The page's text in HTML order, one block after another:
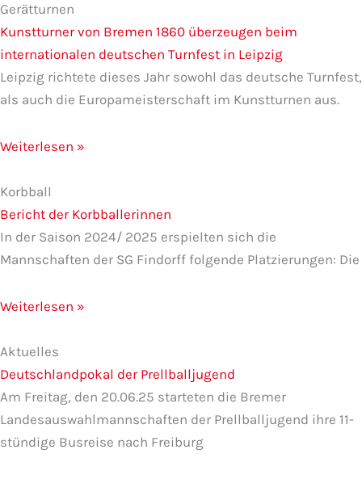
Gerätturnen
Kunstturner von Bremen 1860 überzeugen beim
internationalen deutschen Turnfest in Leipzig
Leipzig richtete dieses Jahr sowohl das deutsche Turnfest,
als auch die Europameisterschaft im Kunstturnen aus.
Weiterlesen »
Korbball
Bericht der Korbballerinnen
In der Saison 2024/ 2025 erspielten sich die
Mannschaften der SG Findorff folgende Platzierungen: Die
Weiterlesen »
Aktuelles
Deutschlandpokal der Prellballjugend
Am Freitag, den 20.06.25 starteten die Bremer
Landesauswahlmannschaften der Prellballjugend ihre 11-
stündige Busreise nach Freiburg